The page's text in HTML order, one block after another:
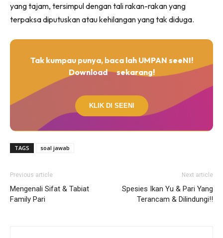
yang tajam, tersimpul dengan tali rakan-rakan yang
terpaksa diputuskan atau kehilangan yang tak diduga.
Tak kumpau punya, baca lah UMPAN seeNI!
Download
sekarang!
KLIK DI SEENI
TAGS soal jawab
Previous article
Mengenali Sifat & Tabiat
Family Pari
Next article
Spesies Ikan Yu & Pari Yang
Terancam & Dilindungi!!